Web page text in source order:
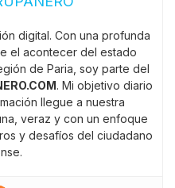
digital. Con una profunda
el acontecer del estado
de Paria, soy parte del
. Mi objetivo diario
llegue a nuestra
veraz y con un enfoque
y desafíos del ciudadano